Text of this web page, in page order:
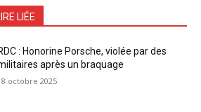
LIÉE
: Honorine Porsche, violée par des
après un braquage
octobre 2025